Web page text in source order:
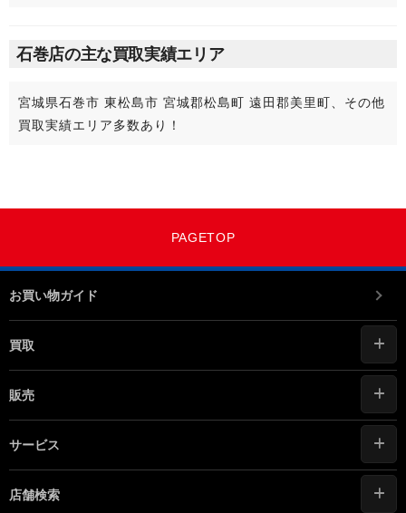
石巻店の主な買取実績エリア
宮城県石巻市 東松島市 宮城郡松島町 遠田郡美里町、その他
買取実績エリア多数あり！
PAGETOP
お買い物ガイド
買取
販売
サービス
店舗検索